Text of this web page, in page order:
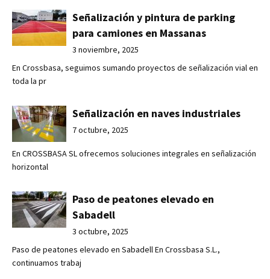
Señalización y pintura de parking
para camiones en Massanas
3 noviembre, 2025
En Crossbasa, seguimos sumando proyectos de señalización vial en
toda la pr
Señalización en naves industriales
7 octubre, 2025
En CROSSBASA SL ofrecemos soluciones integrales en señalización
horizontal
Paso de peatones elevado en
Sabadell
3 octubre, 2025
Paso de peatones elevado en Sabadell En Crossbasa S.L.,
continuamos trabaj